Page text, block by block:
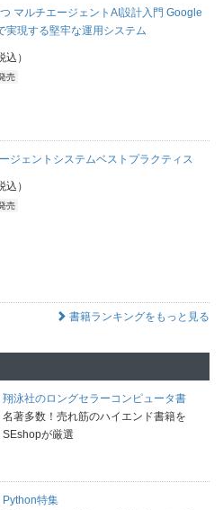
マルチエージェントAI設計入門 Google
実現する堅牢な運用システム
）
売
ジェントシステムベストプラクティス
）
売
書籍ランキングをもっと見る
翔泳社のロングセラーコンピュータ書
名著多数！売れ筋のハイエンド書籍を
SEshopが厳選
Python特集